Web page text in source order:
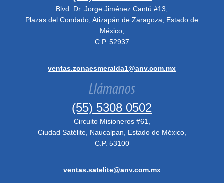
Blvd. Dr. Jorge Jiménez Cantú #13,
Plazas del Condado, Atizapán de Zaragoza, Estado de
México,
C.P. 52937
ventas.zonaesmeralda1@anv.com.mx
Llámanos
(55) 5308 0502
Circuito Misioneros #61,
Ciudad Satélite, Naucalpan, Estado de México,
C.P. 53100
ventas.satelite@anv.com.mx